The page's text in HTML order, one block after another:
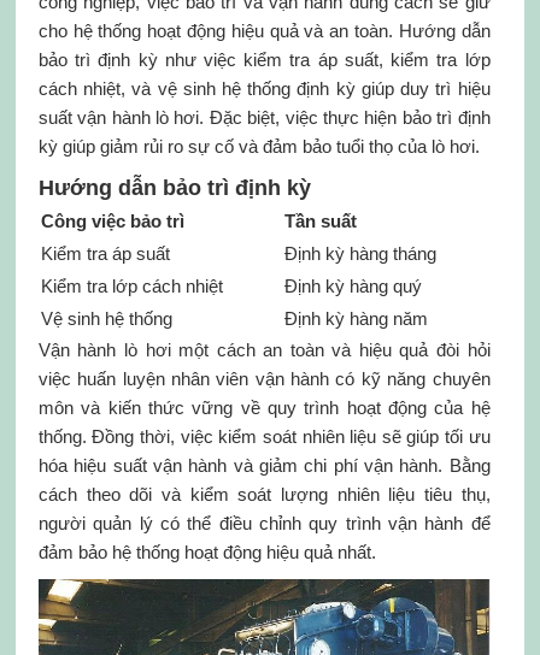
cho hệ thống hoạt động hiệu quả và an toàn. Hướng dẫn
bảo trì định kỳ như việc kiểm tra áp suất, kiểm tra lớp
cách nhiệt, và vệ sinh hệ thống định kỳ giúp duy trì hiệu
suất vận hành lò hơi. Đặc biệt, việc thực hiện bảo trì định
kỳ giúp giảm rủi ro sự cố và đảm bảo tuổi thọ của lò hơi.
Hướng dẫn bảo trì định kỳ
Công việc bảo trì
Tần suất
Kiểm tra áp suất
Định kỳ hàng tháng
Kiểm tra lớp cách nhiệt
Định kỳ hàng quý
Vệ sinh hệ thống
Định kỳ hàng năm
Vận hành lò hơi một cách an toàn và hiệu quả đòi hỏi
việc huấn luyện nhân viên vận hành có kỹ năng chuyên
môn và kiến thức vững về quy trình hoạt động của hệ
thống. Đồng thời, việc kiểm soát nhiên liệu sẽ giúp tối ưu
hóa hiệu suất vận hành và giảm chi phí vận hành. Bằng
cách theo dõi và kiểm soát lượng nhiên liệu tiêu thụ,
người quản lý có thể điều chỉnh quy trình vận hành để
đảm bảo hệ thống hoạt động hiệu quả nhất.